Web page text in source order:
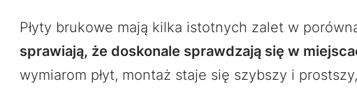
Płyty brukowe mają kilka istotnych zalet w
sprawiają, że doskonale sprawdzają się w
wymiarom płyt, montaż staje się szybszy i